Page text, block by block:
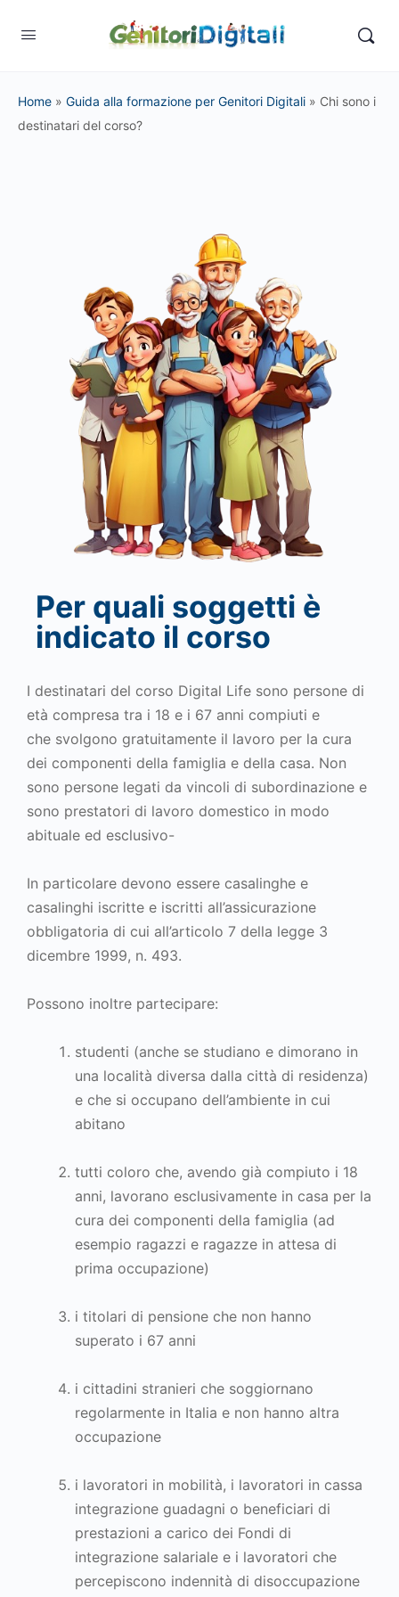
Home » Guida alla formazione per Genitori Digitali » Chi sono i
destinatari del corso?
Per quali soggetti è
indicato il corso
I destinatari del corso Digital Life sono persone di
età compresa tra i 18 e i 67 anni compiuti e
che svolgono gratuitamente il lavoro per la cura
dei componenti della famiglia e della casa. Non
sono persone legati da vincoli di subordinazione e
sono prestatori di lavoro domestico in modo
abituale ed esclusivo-
In particolare devono essere casalinghe e
casalinghi iscritte e iscritti all’assicurazione
obbligatoria di cui all’articolo 7 della legge 3
dicembre 1999, n. 493.
Possono inoltre partecipare:
studenti (anche se studiano e dimorano in
una località diversa dalla città di residenza)
e che si occupano dell’ambiente in cui
abitano
tutti coloro che, avendo già compiuto i 18
anni, lavorano esclusivamente in casa per la
cura dei componenti della famiglia (ad
esempio ragazzi e ragazze in attesa di
prima occupazione)
i titolari di pensione che non hanno
superato i 67 anni
i cittadini stranieri che soggiornano
regolarmente in Italia e non hanno altra
occupazione
i lavoratori in mobilità, i lavoratori in cassa
integrazione guadagni o beneficiari di
prestazioni a carico dei Fondi di
integrazione salariale e i lavoratori che
percepiscono indennità di disoccupazione